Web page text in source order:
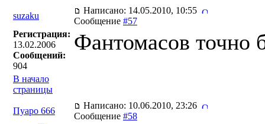
suzaku
Написано: 14.05.2010, 10:55
Сообщение #57
Регистрация:
13.02.2006
Сообщений:
904
Фантомасов точно
В начало
страницы
Пуаро 666
Написано: 10.06.2010, 23:26
Сообщение #58